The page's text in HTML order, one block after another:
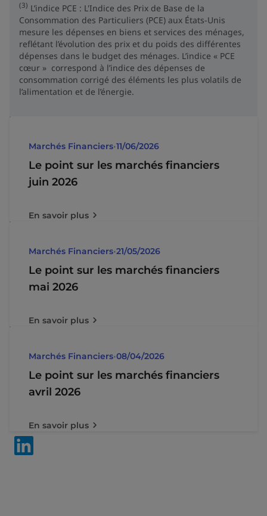
(3) L’indice PCE : L'Indice des Prix de Base de la
Consommation des Particuliers (PCE) aux États-Unis
mesure les dépenses en biens et services des ménages,
reflétant l’évolution des prix et du poids des différentes
dépenses dans le budget des ménages. L’indice « PCE
cœur » correspond à l’indice des dépenses de
consommation corrigé des éléments les plus volatils de
l’alimentation et de l’énergie.
Marchés Financiers•11/06/2026
Le point sur les marchés financiers
juin 2026
En savoir plus
Marchés Financiers•21/05/2026
Le point sur les marchés financiers
mai 2026
En savoir plus
Marchés Financiers•08/04/2026
Le point sur les marchés financiers
avril 2026
En savoir plus